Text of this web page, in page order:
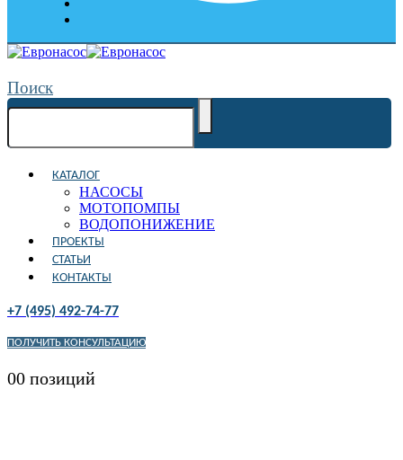
Поиск
КАТАЛОГ
НАСОСЫ
МОТОПОМПЫ
ВОДОПОНИЖЕНИЕ
ПРОЕКТЫ
СТАТЬИ
КОНТАКТЫ
+7 (495) 492-74-77
ПОЛУЧИТЬ КОНСУЛЬТАЦИЮ
00 позиций